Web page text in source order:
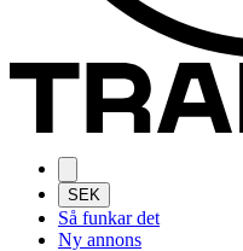
SEK
Så funkar det
Ny annons